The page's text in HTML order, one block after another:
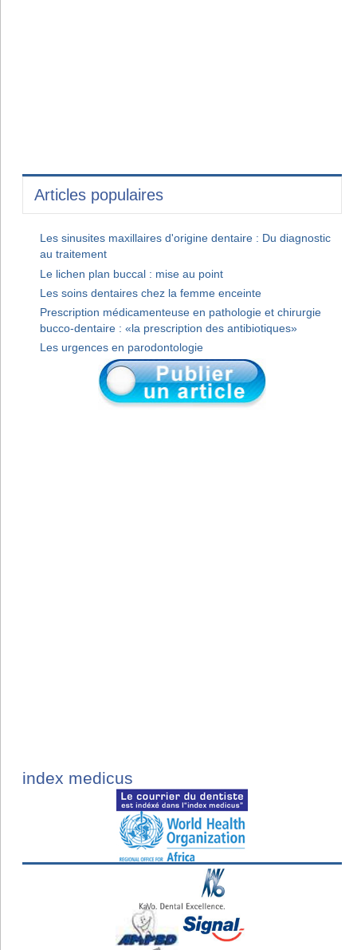
Articles populaires
Les sinusites maxillaires d'origine dentaire : Du diagnostic
au traitement
Le lichen plan buccal : mise au point
Les soins dentaires chez la femme enceinte
Prescription médicamenteuse en pathologie et chirurgie
bucco-dentaire : «la prescription des antibiotiques»
Les urgences en parodontologie
index medicus